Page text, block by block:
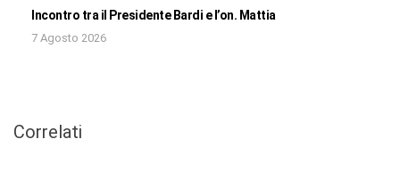
Incontro tra il Presidente Bardi e l’on. Mattia
7 Agosto 2026
Correlati